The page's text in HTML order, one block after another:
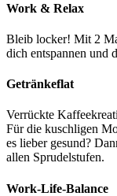
Work & Relax
Bleib locker! Mit 2
dich entspannen und
Getränkeflat
Verrückte
Für die kuschligen
es lieber gesund?
allen Sprudelstufen.
Work-Life-Balance